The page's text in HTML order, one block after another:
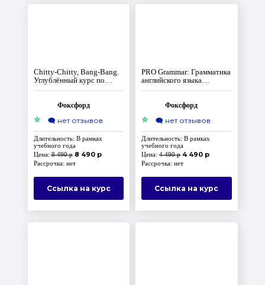
Chitty-Chitty, Bang-Bang.
Углублённый курс по
английскому языку для 5-6
Фоксфорд
⭐ 🗨️ нет отзывов
Длительность: В рамках
учебного года
Цена:8 490 р 8 490 р
Рассрочка: нет
Ссылка на курс
PRO Grammar: Грамматика
английского языка
базового уровня
Фоксфорд
⭐ 🗨️ нет отзывов
Длительность: В рамках
учебного года
Цена: 4 490 р 4 490 р
Рассрочка: нет
Ссылка на курс